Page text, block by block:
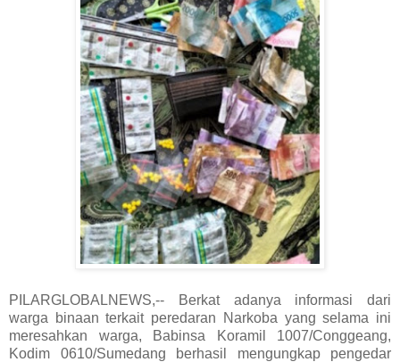
PILARGLOBALNEWS,-- Berkat adanya informasi dari
warga binaan terkait peredaran Narkoba yang selama ini
meresahkan warga, Babinsa Koramil 1007/Conggeang,
Kodim 0610/Sumedang berhasil mengungkap pengedar